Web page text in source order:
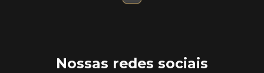
Nossas redes sociais